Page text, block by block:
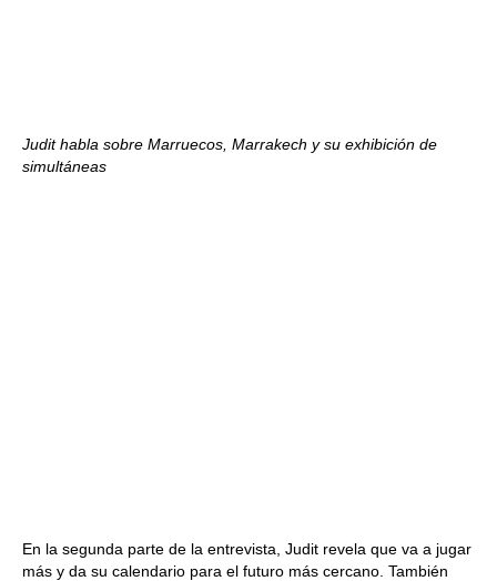
Judit habla sobre Marruecos, Marrakech y su exhibición de
simultáneas
En la segunda parte de la entrevista, Judit revela que va a jugar
más y da su calendario para el futuro más cercano. También